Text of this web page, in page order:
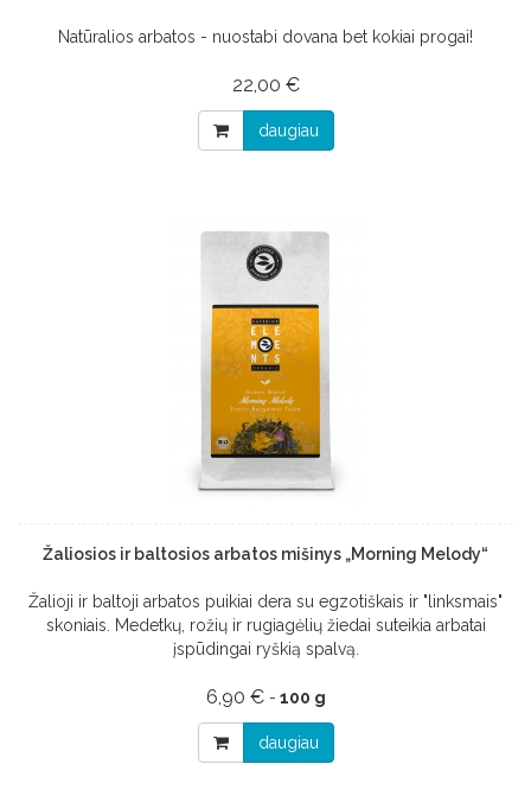
Natūralios arbatos - nuostabi dovana bet kokiai progai!
22,00 €
daugiau
Žaliosios ir baltosios arbatos mišinys „Morning Melody“
Žalioji ir baltoji arbatos puikiai dera su egzotiškais ir "linksmais"
skoniais. Medetkų, rožių ir rugiagėlių žiedai suteikia arbatai
įspūdingai ryškią spalvą.
6,90 € - 100 g
daugiau